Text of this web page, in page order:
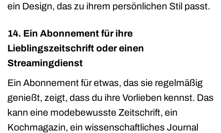
ein Design, das zu ihrem persönlichen Stil passt.
14. Ein Abonnement für ihre
Lieblingszeitschrift oder einen
Streamingdienst
Ein Abonnement für etwas, das sie regelmäßig
genießt, zeigt, dass du ihre Vorlieben kennst. Das
kann eine modebewusste Zeitschrift, ein
Kochmagazin, ein wissenschaftliches Journal